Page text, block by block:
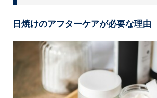
日焼けのアフターケアが必要な理由